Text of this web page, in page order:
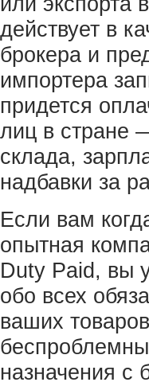
действует в
брокера и
импортера
придется
лиц в стране
склада,
надбавки за
Если вам
опытная
Duty Paid, вы
обо всех
ваших
назначения с